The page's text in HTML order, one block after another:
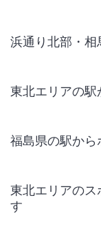
浜通り北部・相
東北エリアの駅
福島県の駅から
東北エリアの
す